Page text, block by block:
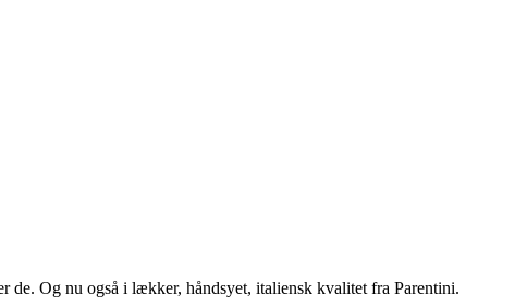
Og nu også i lækker, håndsyet, italiensk kvalitet fra Parentini.